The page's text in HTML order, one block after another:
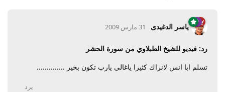
ياسر الدغيدى 31 مارس 2009
رد: فيديو للشيخ الطبلاوي من سورة الحشر
تسلم ابا انس لانراك كثيرا ياغالى يارب تكون بخير ..............
يرد